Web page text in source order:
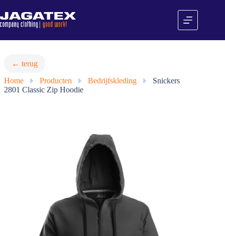
naar
de
inhoud
← terug
Home
» Producten » Bedrijfskleding »
Snickers
2801 Classic Zip Hoodie